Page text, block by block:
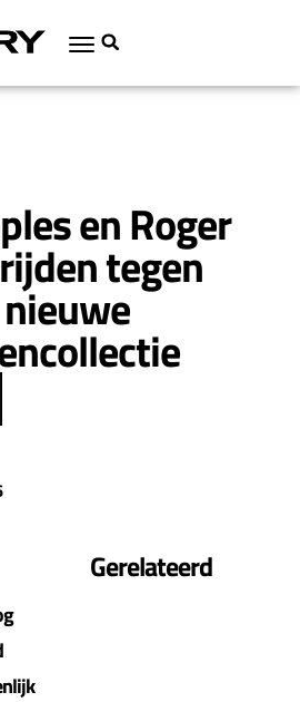
en Roger
tegen
Gerelateerd